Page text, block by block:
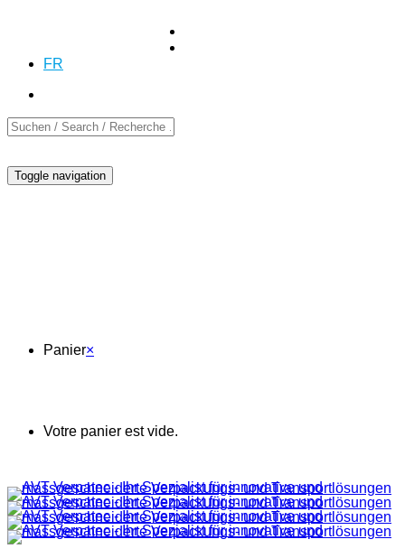
Demande
FR
Toggle navigation
Panier×
Votre panier est vide.